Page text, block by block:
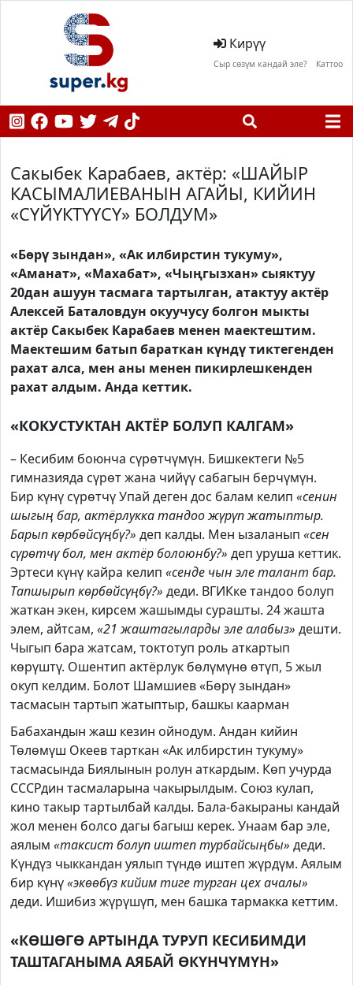
Кирүү
Сыр сөзүм кандай эле? Каттоо
Сакыбек Карабаев, актёр: «ШАЙЫР
КАСЫМАЛИЕВАНЫН АГАЙЫ, КИЙИН
«СҮЙҮКТҮҮСҮ» БОЛДУМ»
«Бөрү зындан», «Ак илбирстин тукуму»,
«Аманат», «Махабат», «Чыңгызхан» сыяктуу
20дан ашуун тасмага тартылган, атактуу актёр
Алексей Баталовдун окуучусу болгон мыкты
актёр Сакыбек Карабаев менен маектештим.
Маектешим батып бараткан күндү тиктегенден
рахат алса, мен аны менен пикирлешкенден
рахат алдым. Анда кеттик.
«КОКУСТУКТАН АКТЁР БОЛУП КАЛГАМ»
– Кесибим боюнча сүрөтчүмүн. Бишкектеги №5
гимназияда сүрөт жана чийүү сабагын берчүмүн.
Бир күнү сүрөтчү Упай деген дос балам келип «сенин
шыгың бар, актёрлукка тандоо жүрүп жатыптыр.
Барып көрбөйсүңбү?» деп калды. Мен ызаланып «сен
сүрөтчү бол, мен актёр болоюнбу?» деп уруша кеттик.
Эртеси күнү кайра келип «сенде чын эле талант бар.
Тапшырып көрбөйсүңбү?» деди. ВГИКке тандоо болуп
жаткан экен, кирсем жашымды сурашты. 24 жашта
элем, айтсам, «21 жаштагыларды эле алабыз» дешти.
Чыгып бара жатсам, токтотуп роль аткартып
көрүштү. Ошентип актёрлук бөлүмүнө өтүп, 5 жыл
окуп келдим. Болот Шамшиев «Бөрү зындан»
тасмасын тартып жатыптыр, башкы каарман
Бабахандын жаш кезин ойнодум. Андан кийин
Төлөмүш Океев тарткан «Ак илбирстин тукуму»
тасмасында Биялынын ролун аткардым. Көп учурда
СССРдин тасмаларына чакырылдым. Союз кулап,
кино такыр тартылбай калды. Бала-бакыраны кандай
жол менен болсо дагы багыш керек. Унаам бар эле,
аялым «таксист болуп иштеп турбайсыңбы» деди.
Күндүз чыккандан уялып түндө иштеп жүрдүм. Аялым
бир күнү«экөөбүз кийим тиге турган цех ачалы»
деди. Ишибиз жүрүшүп, мен башка тармакка кеттим.
«КӨШӨГӨ АРТЫНДА ТУРУП КЕСИБИМДИ
ТАШТАГАНЫМА АЯБАЙ ӨКҮНЧҮМҮН»